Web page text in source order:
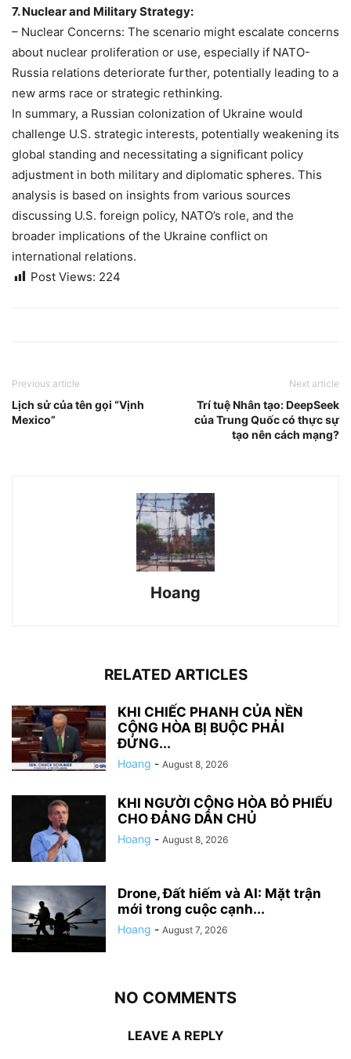
7. Nuclear and Military Strategy:
– Nuclear Concerns: The scenario might escalate concerns
about nuclear proliferation or use, especially if NATO-
Russia relations deteriorate further, potentially leading to a
new arms race or strategic rethinking.
In summary, a Russian colonization of Ukraine would
challenge U.S. strategic interests, potentially weakening its
global standing and necessitating a significant policy
adjustment in both military and diplomatic spheres. This
analysis is based on insights from various sources
discussing U.S. foreign policy, NATO’s role, and the
broader implications of the Ukraine conflict on
international relations.
Post Views: 224
Previous article
Lịch sử của tên gọi “Vịnh
Mexico”
Next article
Trí tuệ Nhân tạo: DeepSeek
của Trung Quốc có thực sự
tạo nên cách mạng?
Hoang
RELATED ARTICLES
KHI CHIẾC PHANH CỦA NỀN
CỘNG HÒA BỊ BUỘC PHẢI
ĐỨNG...
Hoang - August 8, 2026
KHI NGƯỜI CỘNG HÒA BỎ PHIẾU
CHO ĐẢNG DÂN CHỦ
Hoang - August 8, 2026
Drone, Đất hiếm và AI: Mặt trận
mới trong cuộc cạnh...
Hoang - August 7, 2026
NO COMMENTS
LEAVE A REPLY